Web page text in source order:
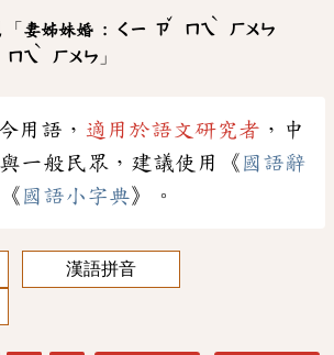
「 妻姊妹婚 : ㄑㄧ ㄗ
ˇ
ㄇㄟ
ˋ
ㄏㄨㄣ
ㄇㄟ
ˋ
ㄏㄨㄣ 」
用語， 適用於語文研究者 ，中
一般民眾，建議使用《 國語辭
國語小字典》。
漢語拼音